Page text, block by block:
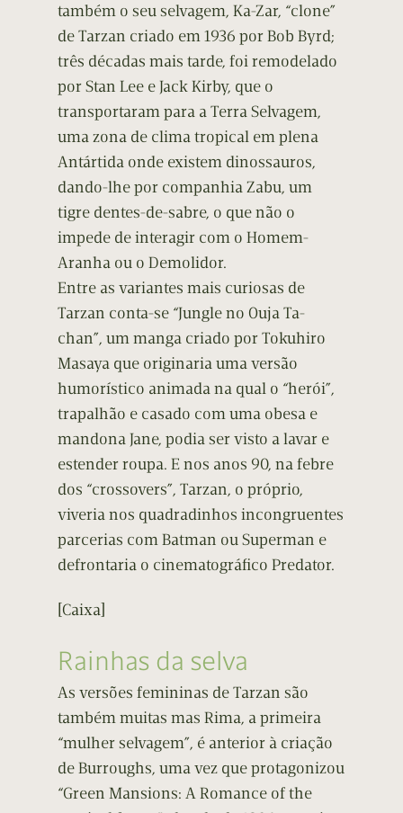
também o seu selvagem, Ka-Zar, “clone”
de Tarzan criado em 1936 por Bob Byrd;
três décadas mais tarde, foi remodelado
por Stan Lee e Jack Kirby, que o
transportaram para a Terra Selvagem,
uma zona de clima tropical em plena
Antártida onde existem dinossauros,
dando-lhe por companhia Zabu, um
tigre dentes-de-sabre, o que não o
impede de interagir com o Homem-
Aranha ou o Demolidor.
Entre as variantes mais curiosas de
Tarzan conta-se “Jungle no Ouja Ta-
chan”, um manga criado por Tokuhiro
Masaya que originaria uma versão
humorístico animada na qual o “herói”,
trapalhão e casado com uma obesa e
mandona Jane, podia ser visto a lavar e
estender roupa. E nos anos 90, na febre
dos “crossovers”, Tarzan, o próprio,
viveria nos quadradinhos incongruentes
parcerias com Batman ou Superman e
defrontaria o cinematográfico Predator.
[Caixa]
Rainhas da selva
As versões femininas de Tarzan são
também muitas mas Rima, a primeira
“mulher selvagem”, é anterior à criação
de Burroughs, uma vez que protagonizou
“Green Mansions: A Romance of the